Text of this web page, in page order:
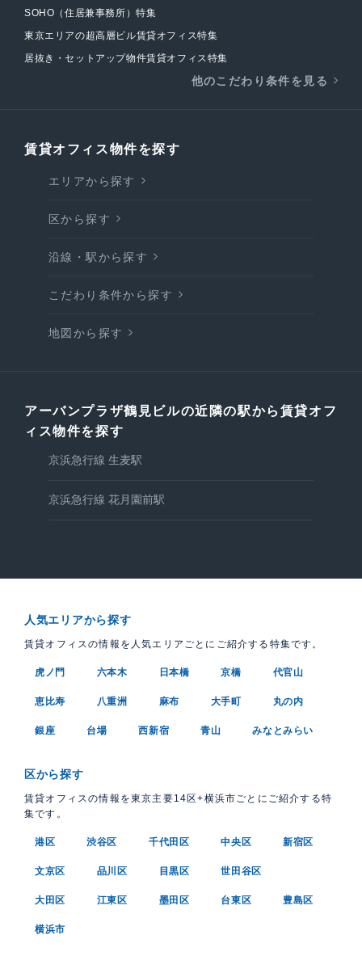
SOHO（住居兼事務所）特集
東京エリアの超高層ビル賃貸オフィス特集
居抜き・セットアップ物件賃貸オフィス特集
他のこだわり条件を見る
賃貸オフィス物件を探す
エリアから探す
区から探す
沿線・駅から探す
こだわり条件から探す
地図から探す
アーバンプラザ鶴見ビルの近隣の駅から賃貸オフ
ィス物件を探す
京浜急行線 生麦駅
京浜急行線 花月園前駅
人気エリアから探す
賃貸オフィスの情報を人気エリアごとにご紹介する特集です。
虎ノ門 六本木 日本橋 京橋 代官山
恵比寿 八重洲 麻布 大手町 丸の内
銀座 台場 西新宿 青山 みなとみらい
区から探す
賃貸オフィスの情報を東京主要14区+横浜市ごとにご紹介する特
集です。
港区 渋谷区 千代田区 中央区 新宿区
文京区 品川区 目黒区 世田谷区
大田区 江東区 墨田区 台東区 豊島区
横浜市